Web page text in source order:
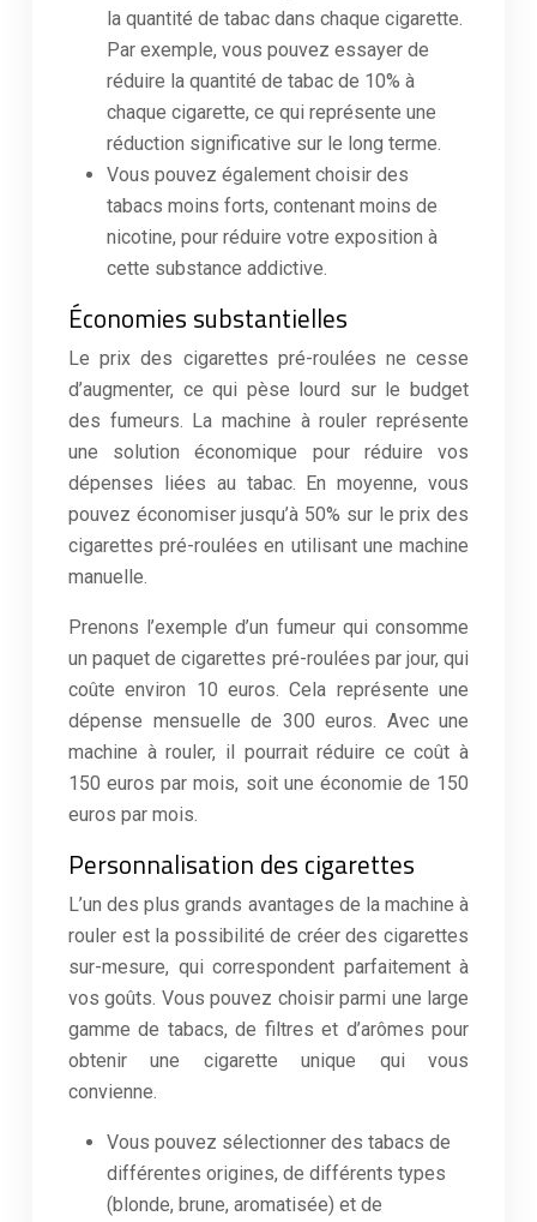
la quantité de tabac dans chaque cigarette.
Par exemple, vous pouvez essayer de
réduire la quantité de tabac de 10% à
chaque cigarette, ce qui représente une
réduction significative sur le long terme.
Vous pouvez également choisir des
tabacs moins forts, contenant moins de
nicotine, pour réduire votre exposition à
cette substance addictive.
Économies substantielles
Le prix des cigarettes pré-roulées ne cesse
d’augmenter, ce qui pèse lourd sur le budget
des fumeurs. La machine à rouler représente
une solution économique pour réduire vos
dépenses liées au tabac. En moyenne, vous
pouvez économiser jusqu’à 50% sur le prix des
cigarettes pré-roulées en utilisant une machine
manuelle.
Prenons l’exemple d’un fumeur qui consomme
un paquet de cigarettes pré-roulées par jour, qui
coûte environ 10 euros. Cela représente une
dépense mensuelle de 300 euros. Avec une
machine à rouler, il pourrait réduire ce coût à
150 euros par mois, soit une économie de 150
euros par mois.
Personnalisation des cigarettes
L’un des plus grands avantages de la machine à
rouler est la possibilité de créer des cigarettes
sur-mesure, qui correspondent parfaitement à
vos goûts. Vous pouvez choisir parmi une large
gamme de tabacs, de filtres et d’arômes pour
obtenir une cigarette unique qui vous
convienne.
Vous pouvez sélectionner des tabacs de
différentes origines, de différents types
(blonde, brune, aromatisée) et de